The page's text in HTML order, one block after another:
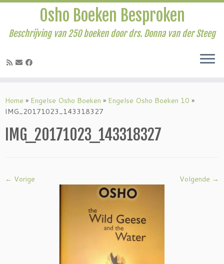
naar
inhoud
Osho Boeken Besproken
Beschrijving van 250 boeken door drs. Donna van der Steeg
Home » Engelse Osho Boeken » Engelse Osho Boeken 10 »
IMG_20171023_143318327
IMG_20171023_143318327
← Vorige Volgende →